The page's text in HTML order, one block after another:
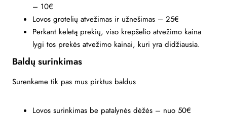
– 10€
Lovos grotelių atvežimas ir užnešimas – 25€
Perkant keletą prekių, viso krepšelio atvežimo kaina
lygi tos prekės atvežimo kainai, kuri yra didžiausia.
Baldų surinkimas
Surenkame tik pas mus pirktus baldus
Lovos surinkimas be patalynės dėžės – nuo 50€